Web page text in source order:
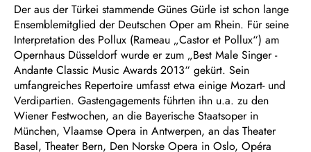
Der aus der Türkei stammende Günes Gürle ist schon lange
Ensemblemitglied der Deutschen Oper am Rhein. Für seine
Interpretation des Pollux (Rameau „Castor et Pollux“) am
Opernhaus Düsseldorf wurde er zum „Best Male Singer -
Andante Classic Music Awards 2013“ gekürt. Sein
umfangreiches Repertoire umfasst etwa einige Mozart- und
Verdipartien. Gastengagements führten ihn u.a. zu den
Wiener Festwochen, an die Bayerische Staatsoper in
München, Vlaamse Opera in Antwerpen, an das Theater
Basel, Theater Bern, Den Norske Opera in Oslo, Opéra